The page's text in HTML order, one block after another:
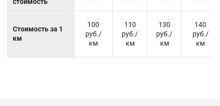
Стоимость за 1
км
100
руб./
км
110
руб./
км
130
руб./
км
140
руб./
км